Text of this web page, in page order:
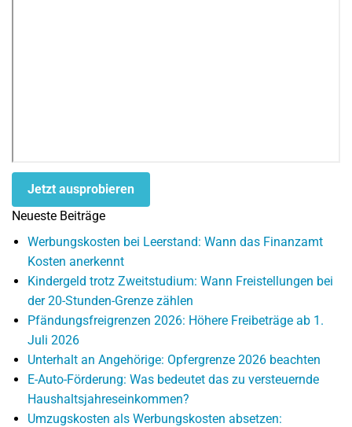
Jetzt ausprobieren
Neueste Beiträge
Werbungskosten bei Leerstand: Wann das Finanzamt
Kosten anerkennt
Kindergeld trotz Zweitstudium: Wann Freistellungen bei
der 20-Stunden-Grenze zählen
Pfändungsfreigrenzen 2026: Höhere Freibeträge ab 1.
Juli 2026
Unterhalt an Angehörige: Opfergrenze 2026 beachten
E-Auto-Förderung: Was bedeutet das zu versteuernde
Haushaltsjahreseinkommen?
Umzugskosten als Werbungskosten absetzen: